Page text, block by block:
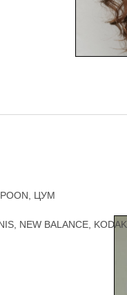
ЦУМ
NEW BALANCE, KODAK